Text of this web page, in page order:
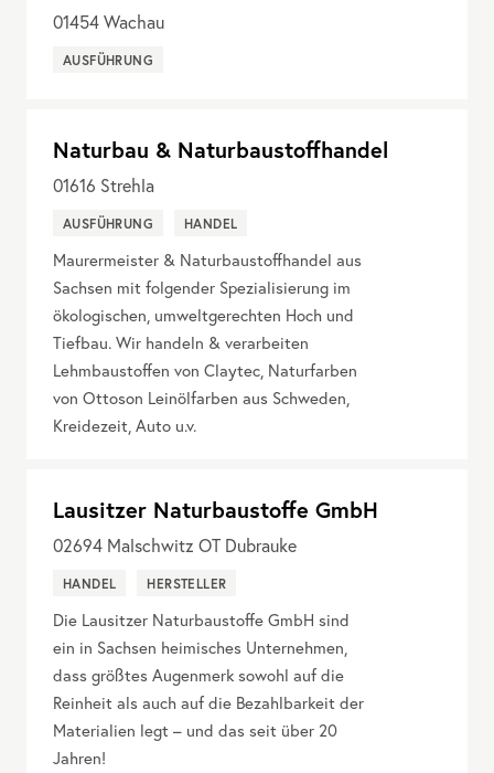
01454Wachau
AUSFÜHRUNG
Naturbau & Naturbaustoffhandel
01616 Strehla
AUSFÜHRUNG HANDEL
Maurermeister & Naturbaustoffhandel aus
Sachsen mit folgender Spezialisierung im
ökologischen, umweltgerechten Hoch und
Tiefbau. Wir handeln & verarbeiten
Lehmbaustoffen von Claytec, Naturfarben
von Ottoson Leinölfarben aus Schweden,
Kreidezeit, Auto u.v.
Lausitzer Naturbaustoffe GmbH
02694 Malschwitz OT Dubrauke
HANDEL HERSTELLER
Die Lausitzer Naturbaustoffe GmbH sind
ein in Sachsen heimisches Unternehmen,
dass größtes Augenmerk sowohl auf die
Reinheit als auch auf die Bezahlbarkeit der
Materialien legt – und das seit über 20
Jahren!